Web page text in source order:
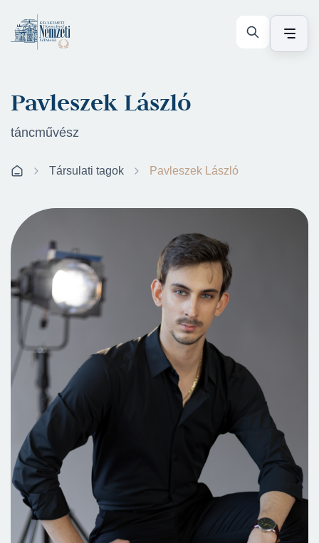
Pavleszek László
táncművész
Társulati tagok Pavleszek László